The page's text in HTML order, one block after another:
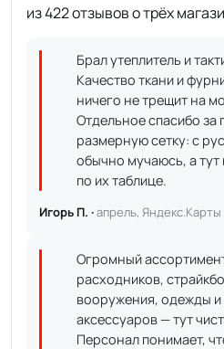
из 422 отзывов о трёх
Брал утеплитель и
Качество ткани и
ничего не трещит на
Отдельное спасибо
размерную сетку: с
обычно мучаюсь, а
по их таблице.
Игорь П. ·апрель, Яндекс.Карты
Огромный
расходников,
вооружения, одежды
аксессуаров — тут
Персонал понимает,